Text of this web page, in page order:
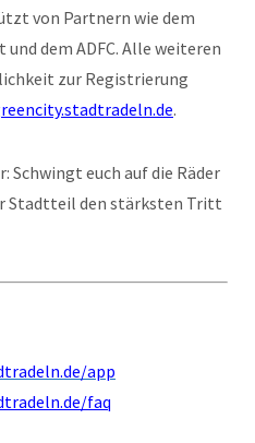
von Partnern wie dem
dem ADFC. Alle weiteren
zur Registrierung
.
Schwingt euch auf die Räder
Stadtteil den stärksten Tritt
app
faq